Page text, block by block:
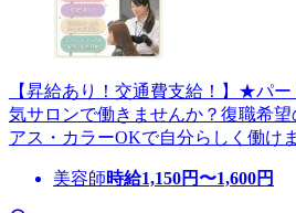
【昇給あり！交通費支給！】★パ
気サロンで働きませんか？復職希
アス・カラーOKで自分らしく働け
美容師時給1,150円〜1,600円